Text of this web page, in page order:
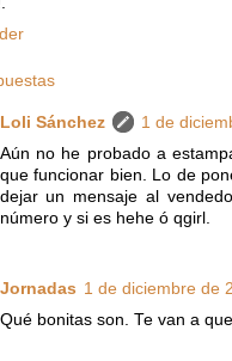
Loli Sánchez
1 de
Aún no he probado a
que funcionar bien. Lo de
dejar un mensaje al
número y si es hehe ó qgirl.
Jornadas 1 de diciembre de
Qué bonitas son. Te van a